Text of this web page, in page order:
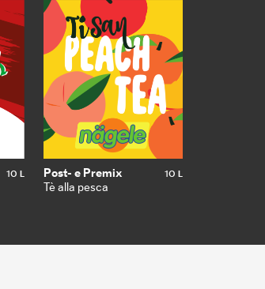
10 Post- e Premix 10
Tè alla pesca